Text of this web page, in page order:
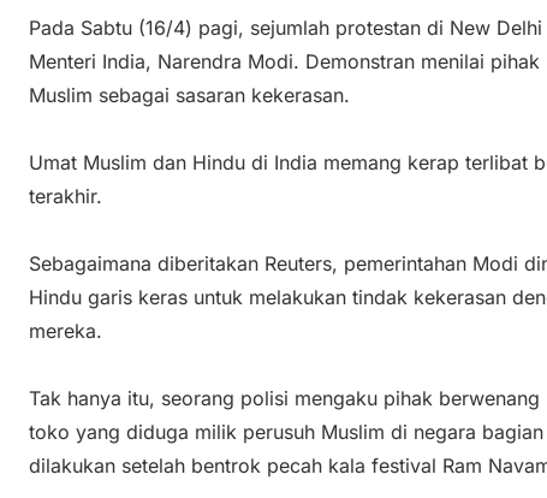
Pada Sabtu (16/4) pagi, sejumlah protestan di New
Menteri India, Narendra Modi. Demonstran menilai
Muslim sebagai sasaran kekerasan.
Umat Muslim dan Hindu di India memang kerap terlibat
terakhir.
Sebagaimana diberitakan Reuters, pemerintahan Modi
Hindu garis keras untuk melakukan tindak kekerasan
mereka.
Tak hanya itu, seorang polisi mengaku pihak
toko yang diduga milik perusuh Muslim di negara
dilakukan setelah bentrok pecah kala festival Ram